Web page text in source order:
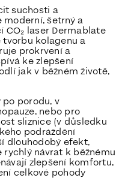
suchosti a
moderní, šetrný a
laser Dermablate
kolagenu a
prokrvení a
ke zlepšení
jak v běžném životě,
po porodu, v
nebo pro
sliznice (v důsledku
podráždění
dlouhodobý efekt,
rychlý návrat k běžnému
zlepšení komfortu,
celkové pohody